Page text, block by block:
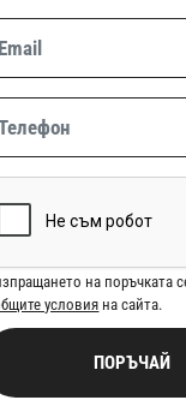
на поръчката
условия на сайта.
ПОРЪЧАЙ